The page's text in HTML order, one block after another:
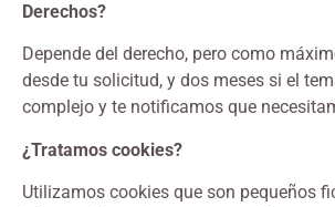
Derechos?
Depende del derecho, pero como
desde tu solicitud, y dos meses si el
complejo y te notificamos que
¿Tratamos cookies?
Utilizamos cookies que son pequeños